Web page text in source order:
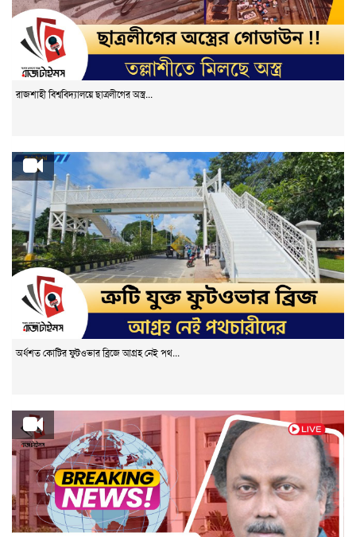
রাজশাহী বিশ্ববিদ্যালয়ে ছাত্রলীগের অস্ত্র...
অর্ধশত কোটির ফুটওভার ব্রিজে আগ্রহ নেই পথ...